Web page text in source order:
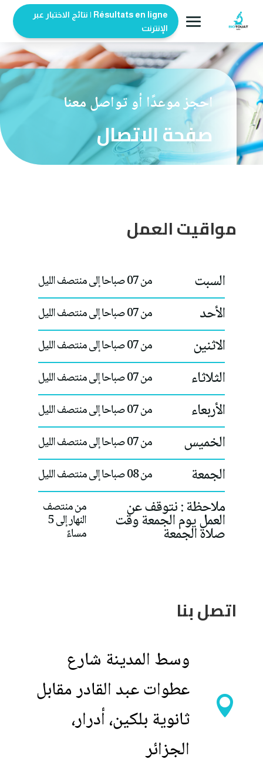
Résultats en ligne | نتائج الاختبار عبر
الإنترنت
احجز موعدًا أو تواصل معنا
صفحة الاتصال
مواقيت العمل
السبت من 07 صباحا إلى منتصف الليل
الأحد من 07 صباحا إلى منتصف الليل
الاثنين من 07 صباحا إلى منتصف الليل
الثلاثاء من 07 صباحا إلى منتصف الليل
الأربعاء من 07 صباحا إلى منتصف الليل
الخميس من 07 صباحا إلى منتصف الليل
الجمعة من 08 صباحا إلى منتصف الليل
ملاحظة : نتوقف عن
العمل يوم الجمعة وقت
صلاة الجمعة
من منتصف
النهار إلى 5
مساءً
اتصل بنا

وسط المدينة شارع
عطوات عبد القادر مقابل
ثانوية بلكين، أدرار،
الجزائر